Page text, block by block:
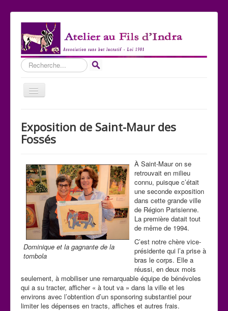
Rechercher
Basculer
la
Qui sommes-nous ?
Les toiles
Participer
Nous contacter
Sites amis
Exposition de Saint-Maur des
Fossés
Dominique et la gagnante de la
tombola
À Saint-Maur on se
retrouvait en milieu
connu, puisque c’était
une seconde exposition
dans cette grande ville
de Région Parisienne.
La première datait tout
de même de 1994.
C’est notre chère vice-
présidente qui l’a prise à
bras le corps. Elle a
réussi, en deux mois
seulement, à mobiliser une remarquable équipe de bénévoles
qui a su tracter, afficher « à tout va » dans la ville et les
environs avec l’obtention d’un sponsoring substantiel pour
limiter les dépenses en tracts, affiches et autres frais.